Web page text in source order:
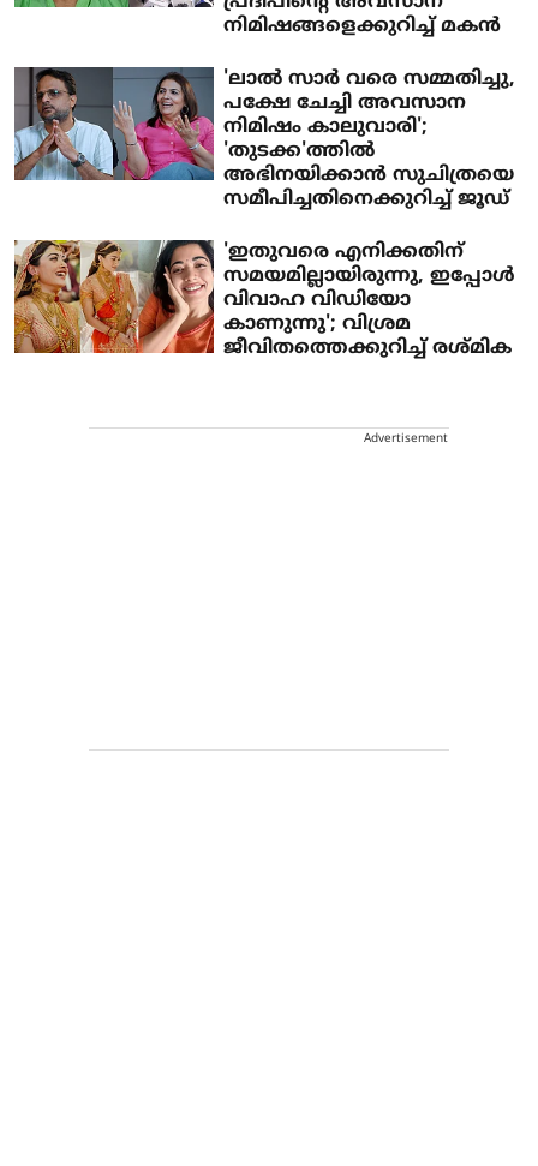
നിമിഷങ്ങളെക്കുറിച്ച് മകൻ
'ലാൽ സാർ വരെ സമ്മതിച്ചു,
പക്ഷേ ചേച്ചി അവസാന
നിമിഷം കാലുവാരി';
'തുടക്ക'ത്തിൽ
അഭിനയിക്കാൻ സുചിത്രയെ
സമീപിച്ചതിനെക്കുറിച്ച് ജൂഡ്
'ഇതുവരെ എനിക്കതിന്
സമയമില്ലായിരുന്നു, ഇപ്പോൾ
വിവാഹ വിഡിയോ
കാണുന്നു'; വിശ്രമ
ജീവിതത്തെക്കുറിച്ച് രശ്മിക
Advertisement